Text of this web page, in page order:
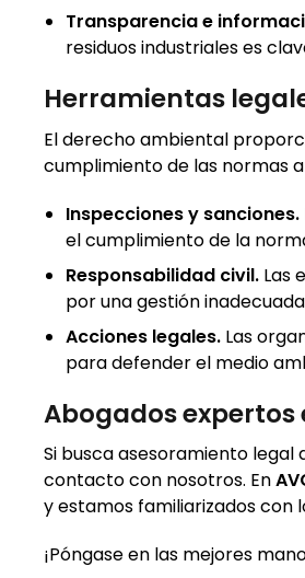
Transparencia e
residuos industriales es
Herramientas
El derecho ambiental
cumplimiento de las normas
Inspecciones y sanciones.
el cumplimiento de la
Responsabilidad civil. Las
por una gestión
Acciones legales. Las
para defender el medio
Abogados
Si busca asesoramiento
contacto con nosotros. En
y estamos familiarizados con
¡Póngase en las mejores